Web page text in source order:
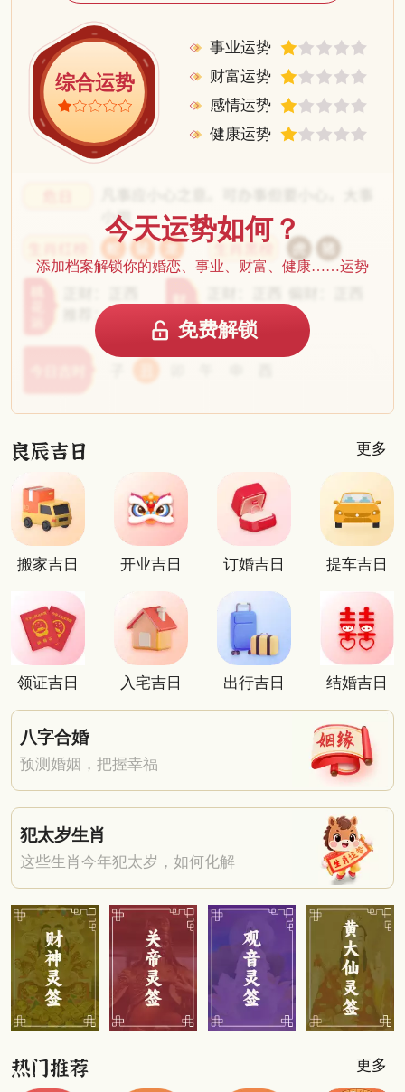
综合运势
事业运势
财富运势
感情运势
健康运势
今天运势如何？
添加档案解锁你的婚恋、事业、财富、健康……运势
免费解锁
更多
搬家吉日 开业吉日 订婚吉日 提车吉日
领证吉日 入宅吉日 出行吉日 结婚吉日
八字合婚
预测婚姻，把握幸福
犯太岁生肖
这些生肖今年犯太岁，如何化解
更多